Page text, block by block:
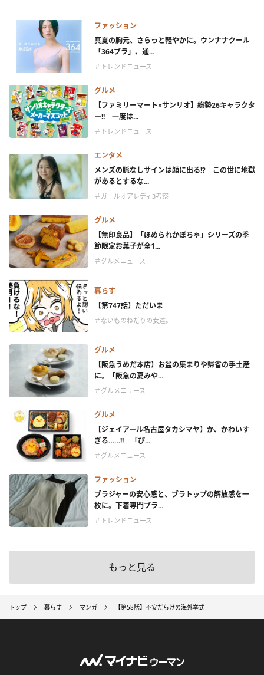
ファッション
真夏の胸元、さらっと軽やかに。ウンナナクール
「364ブラ」、通...
＃トレンドニュース
グルメ
【ファミリーマート×サンリオ】総勢26キャラクタ
ー!! 一度は...
＃トレンドニュース
エンタメ
メンズの脈なしサインは顔に出る!? この世に地獄
があるとするな...
＃ガールオアレディ3考察
グルメ
【無印良品】「ほめられかぼちゃ」シリーズの季
節限定お菓子が全1...
＃グルメニュース
暮らす
【第747話】ただいま
＃ないものねだりの女達。
グルメ
【阪急うめだ本店】お盆の集まりや帰省の手土産
に。「阪急の夏みや...
＃グルメニュース
グルメ
【ジェイアール名古屋タカシマヤ】か、かわいす
ぎる……!! 「ぴ...
＃グルメニュース
ファッション
ブラジャーの安心感と、ブラトップの解放感を一
枚に。下着専門ブラ...
＃トレンドニュース
もっと見る
トップ 暮らす マンガ 【第58話】不安だらけの海外挙式